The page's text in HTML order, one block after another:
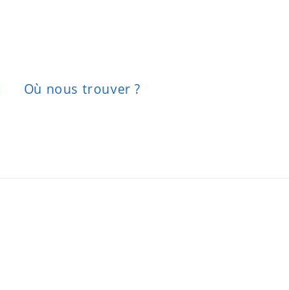
Où nous trouver ?